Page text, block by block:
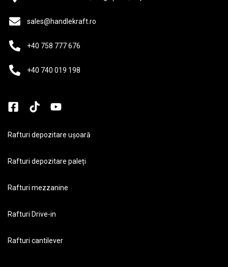
sales@handlekraft.ro
+40 758 777 676
+40 740 019 198
Rafturi depozitare ușoară
Rafturi depozitare paleți
Rafturi mezzanine
Rafturi Drive-in
Rafturi cantilever